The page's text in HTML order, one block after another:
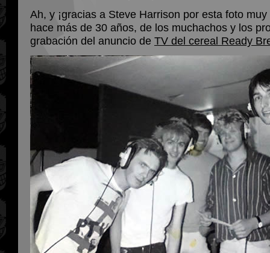
Ah, y ¡gracias a Steve Harrison por esta foto
hace más de 30 años, de los muchachos y los
grabación del anuncio de TV del cereal Ready